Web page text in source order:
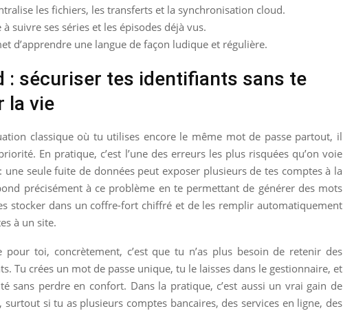
les fichiers, les transferts et la synchronisation cloud.
à suivre ses séries et les épisodes déjà vus.
d’apprendre une langue de façon ludique et régulière.
: sécuriser tes identifiants sans te
la vie
classique où tu utilises encore le même mot de passe partout, il
En pratique, c’est l’une des erreurs les plus risquées qu’on voie
une seule fuite de données peut exposer plusieurs de tes comptes à la
précisément à ce problème en te permettant de générer des mots
stocker dans un coffre-fort chiffré et de les remplir automatiquement
à un site.
pour toi, concrètement, c’est que tu n’as plus besoin de retenir des
Tu crées un mot de passe unique, tu le laisses dans le gestionnaire, et
sans perdre en confort. Dans la pratique, c’est aussi un vrai gain de
si tu as plusieurs comptes bancaires, des services en ligne, des